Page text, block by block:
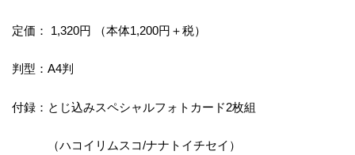
定価： 1,320円 （本体1,200円＋税）
判型：A4判
付録：とじ込みスペシャルフォトカード2枚組
（ハコイリムスコ/ナナトイチセイ）